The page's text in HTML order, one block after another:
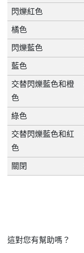
閃爍紅色
橘色
閃爍藍色
藍色
交替閃爍藍色和橙
色
綠色
交替閃爍藍色和紅
色
關閉
這對您有幫助嗎？